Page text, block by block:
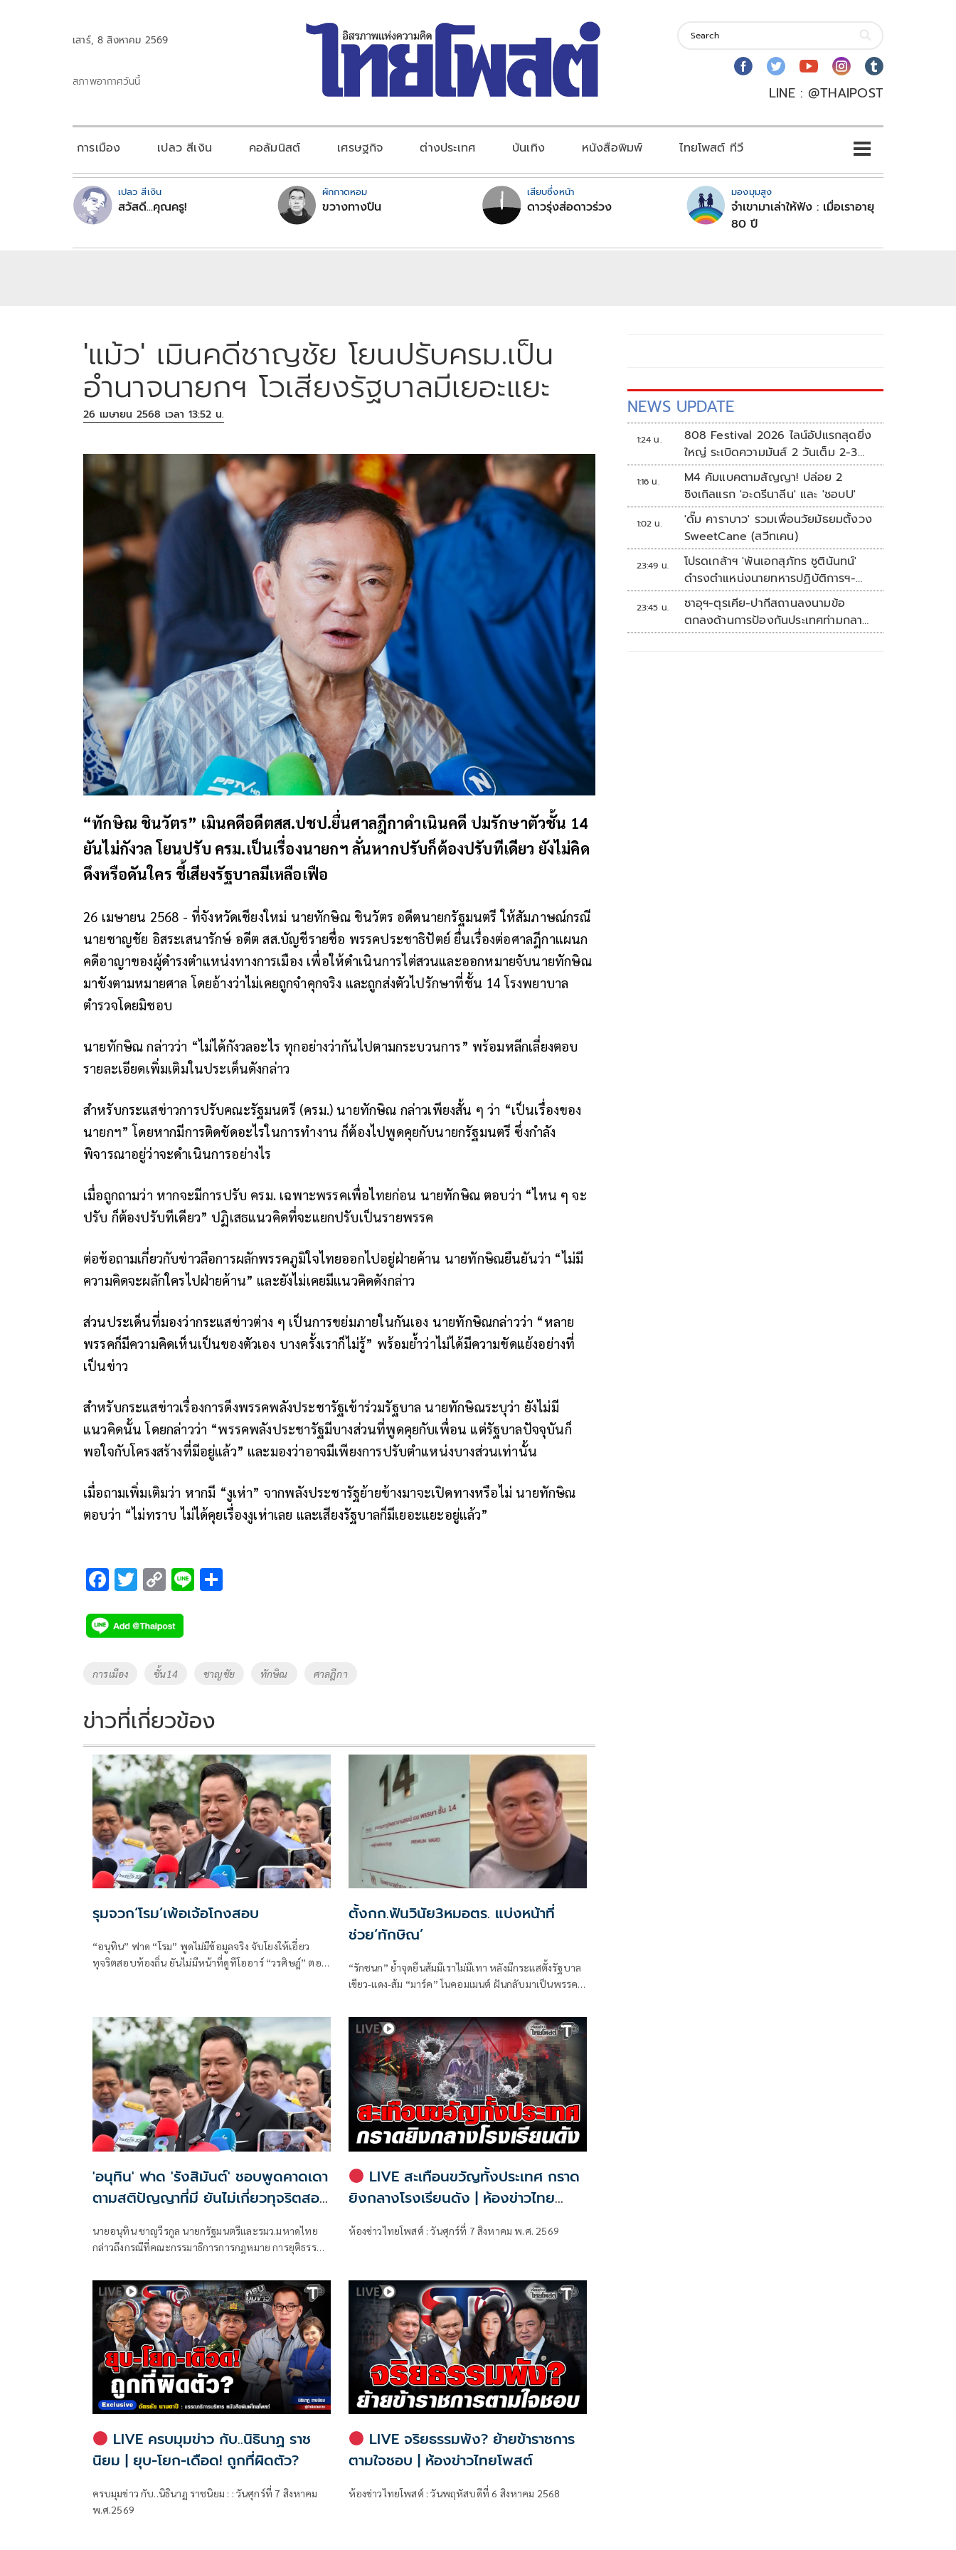
เสาร์, 8 สิงหาคม 2569
สภาพอากาศวันนี้
LINE : @THAIPOST
การเมือง เปลว สีเงิน คอลัมนิสต์ เศรษฐกิจ ต่างประเทศ บันเทิง หนังสือพิมพ์ ไทยโพสต์ ทีวี
เปลว สีเงิน
สวัสดี...คุณครู!
ผักกาดหอม
ขวางทางปืน
เสียบซึ่งหน้า
ดาวรุ่งส่อดาวร่วง
มองมุมสูง
จำเขามาเล่าให้ฟัง : เมื่อเราอายุ
80 ปี
'แม้ว' เมินคดีชาญชัย โยนปรับครม.เป็น
อำนาจนายกฯ โวเสียงรัฐบาลมีเยอะแยะ
26 เมษายน 2568 เวลา 13:52 น.
“ทักษิณ ชินวัตร” เมินคดีอดีตสส.ปชป.ยื่นศาลฎีกาดำเนินคดี ปมรักษาตัวชั้น 14
ยันไม่กังวล โยนปรับ ครม.เป็นเรื่องนายกฯ ลั่นหากปรับก็ต้องปรับทีเดียว ยังไม่คิด
ดึงหรือดันใคร ชี้เสียงรัฐบาลมีเหลือเฟือ
26 เมษายน 2568 - ที่จังหวัดเชียงใหม่ นายทักษิณ ชินวัตร อดีตนายกรัฐมนตรี ให้สัมภาษณ์กรณี
นายชาญชัย อิสระเสนารักษ์ อดีต สส.บัญชีรายชื่อ พรรคประชาธิปัตย์ ยื่นเรื่องต่อศาลฎีกาแผนก
คดีอาญาของผู้ดำรงตำแหน่งทางการเมือง เพื่อให้ดำเนินการไต่สวนและออกหมายจับนายทักษิณ
มาขังตามหมายศาล โดยอ้างว่าไม่เคยถูกจำคุกจริง และถูกส่งตัวไปรักษาที่ชั้น 14 โรงพยาบาล
ตำรวจโดยมิชอบ
นายทักษิณ กล่าวว่า “ไม่ได้กังวลอะไร ทุกอย่างว่ากันไปตามกระบวนการ” พร้อมหลีกเลี่ยงตอบ
รายละเอียดเพิ่มเติมในประเด็นดังกล่าว
สำหรับกระแสข่าวการปรับคณะรัฐมนตรี (ครม.) นายทักษิณ กล่าวเพียงสั้น ๆ ว่า “เป็นเรื่องของ
นายกฯ” โดยหากมีการติดขัดอะไรในการทำงาน ก็ต้องไปพูดคุยกับนายกรัฐมนตรี ซึ่งกำลัง
พิจารณาอยู่ว่าจะดำเนินการอย่างไร
เมื่อถูกถามว่า หากจะมีการปรับ ครม. เฉพาะพรรคเพื่อไทยก่อน นายทักษิณ ตอบว่า “ไหน ๆ จะ
ปรับ ก็ต้องปรับทีเดียว” ปฏิเสธแนวคิดที่จะแยกปรับเป็นรายพรรค
ต่อข้อถามเกี่ยวกับข่าวลือการผลักพรรคภูมิใจไทยออกไปอยู่ฝ่ายค้าน นายทักษิณยืนยันว่า “ไม่มี
ความคิดจะผลักใครไปฝ่ายค้าน” และยังไม่เคยมีแนวคิดดังกล่าว
ส่วนประเด็นที่มองว่ากระแสข่าวต่าง ๆ เป็นการขย่มภายในกันเอง นายทักษิณกล่าวว่า “หลาย
พรรคก็มีความคิดเห็นเป็นของตัวเอง บางครั้งเราก็ไม่รู้” พร้อมย้ำว่าไม่ได้มีความขัดแย้งอย่างที่
เป็นข่าว
สำหรับกระแสข่าวเรื่องการดึงพรรคพลังประชารัฐเข้าร่วมรัฐบาล นายทักษิณระบุว่า ยังไม่มี
แนวคิดนั้น โดยกล่าวว่า “พรรคพลังประชารัฐมีบางส่วนที่พูดคุยกับเพื่อน แต่รัฐบาลปัจจุบันก็
พอใจกับโครงสร้างที่มีอยู่แล้ว” และมองว่าอาจมีเพียงการปรับตำแหน่งบางส่วนเท่านั้น
เมื่อถามเพิ่มเติมว่า หากมี “งูเห่า” จากพลังประชารัฐย้ายข้างมาจะเปิดทางหรือไม่ นายทักษิณ
ตอบว่า “ไม่ทราบ ไม่ได้คุยเรื่องงูเห่าเลย และเสียงรัฐบาลก็มีเยอะแยะอยู่แล้ว”
F
e
b
o
k
T
tt
er
C
p
y
Li
k
Li
Tags
การเมือง ชั้น14 ชาญชัย ทักษิณ ศาลฎีกา
ข่าวที่เกี่ยวข้อง
รุมจวก‘โรม’เพ้อเจ้อโกงสอบ
“อนุทิน” ฟาด “โรม” พูดไม่มีข้อมูลจริง จับโยงให้เอี่ยว
ทุจริตสอบท้องถิ่น ยันไม่มีหน้าที่ดูทีโออาร์ “วรศิษฎ์” ตอก
ตั้งกก.ฟันวินัย3หมอตร. แบ่งหน้าที่
ช่วย‘ทักษิณ’
“รักชนก” ย้ำจุดยืนส้มมีเราไม่มีเทา หลังมีกระแสตั้งรัฐบาล
เขียว-แดง-ส้ม “มาร์ค” โนคอมเมนต์ ฝันกลับมาเป็นพรรค
'อนุทิน' ฟาด 'รังสิมันต์' ชอบพูดคาดเดา
ตามสติปัญญาที่มี ยันไม่เกี่ยวทุจริตสอบ
นายอนุทิน ชาญวีรกูล นายกรัฐมนตรีและรมว.มหาดไทย
กล่าวถึงกรณีที่คณะกรรมาธิการการกฎหมาย การยุติธรรม
เป็นประธานกรรมาธิการ มีการอ้างชื่อนายกรัฐมนตรี
เข้าไปเกี่ยวข้องกับการทุจริตสอบท้องถิ่น
LIVE สะเทือนขวัญทั้งประเทศ กราด
ยิงกลางโรงเรียนดัง | ห้องข่าวไทย
ห้องข่าวไทยโพสต์ : วันศุกร์ที่ 7 สิงหาคม พ.ศ. 2569
LIVE ครบมุมข่าว กับ..นิธินาฏ ราช
นิยม | ยุบ-โยก-เดือด! ถูกที่ผิดตัว?
ครบมุมข่าว กับ..นิธินาฏ ราชนิยม : : วันศุกร์ที่ 7 สิงหาคม
พ.ศ.2569
LIVE จริยธรรมพัง? ย้ายข้าราชการ
ตามใจชอบ | ห้องข่าวไทยโพสต์
ห้องข่าวไทยโพสต์ : วันพฤหัสบดีที่ 6 สิงหาคม 2568
NEWS UPDATE
1:24 น.
808 Festival 2026 ไลน์อัปแรกสุดยิ่ง
ใหญ่ ระเบิดความมันส์ 2 วันเต็ม 2-3
ต.ค.นี้
1:16 น.
M4 คัมแบคตามสัญญา! ปล่อย 2
ซิงเกิลแรก 'อะดรีนาลีน' และ 'ชอบU'
1:02 น.
'ดั๊ม คาราบาว' รวมเพื่อนวัยมัธยมตั้งวง
SweetCane (สวีทเคน)
23:49 น.
โปรดเกล้าฯ 'พันเอกสุภัทร ชูตินันทน์'
ดำรงตำแหน่งนายทหารปฏิบัติการฯ-
พระราชทานยศ 'พลตรี'
23:45 น.
ซาอุฯ-ตุรเคีย-ปากีสถานลงนามข้อ
ตกลงด้านการป้องกันประเทศท่ามกลาง
สงครามในภูมิภาค